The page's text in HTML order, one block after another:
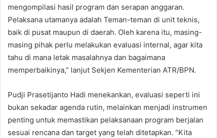
mengompilasi hasil program dan serapan anggaran.
Pelaksana utamanya adalah Teman-teman di unit teknis,
baik di pusat maupun di daerah. Oleh karena itu, masing-
masing pihak perlu melakukan evaluasi internal, agar kita
tahu di mana letak masalahnya dan bagaimana
memperbaikinya,” lanjut Sekjen Kementerian ATR/BPN.
Pudji Prasetijanto Hadi menekankan, evaluasi seperti ini
bukan sekadar agenda rutin, melainkan menjadi instrumen
penting untuk memastikan pelaksanaan program berjalan
sesuai rencana dan target yang telah ditetapkan. “Kita